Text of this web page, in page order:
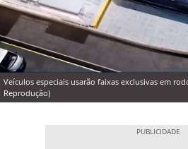
Veículos especiais usarão faixas exclusivas em
Reprodução)